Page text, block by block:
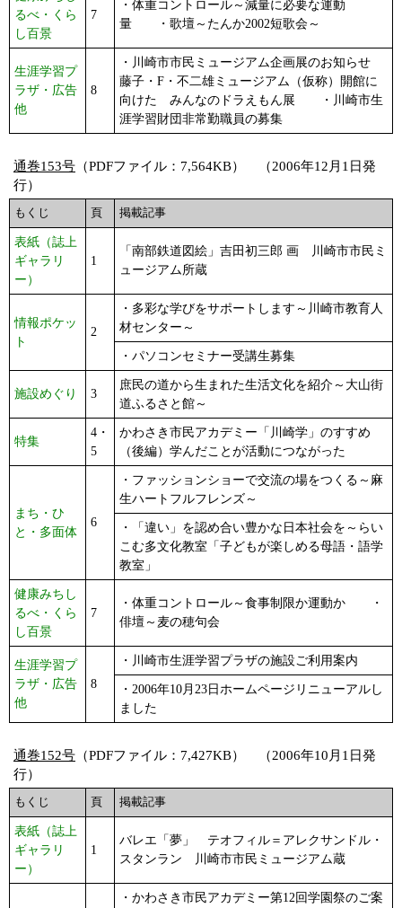
るべ・くら
し百景
7
・体重コントロール～減量に必要な運動
量 ・歌壇～たんか2002短歌会～
生涯学習プ
ラザ・広告
他
8
・川崎市市民ミュージアム企画展のお知らせ
藤子・F・不二雄ミュージアム（仮称）開館に
向けた みんなのドラえもん展 ・川崎市生
涯学習財団非常勤職員の募集
通巻153号 （PDFファイル：7,564KB） （2006年12月1日発
行）
もくじ 頁 掲載記事
表紙（誌上
ギャラリ
ー）
1
「南部鉄道図絵」吉田初三郎 画 川崎市市民ミ
ュージアム所蔵
情報ポケッ
ト
2
・多彩な学びをサポートします～川崎市教育人
材センター～
・パソコンセミナー受講生募集
施設めぐり 3
庶民の道から生まれた生活文化を紹介～大山街
道ふるさと館～
特集
4・
5
かわさき市民アカデミー「川崎学」のすすめ
（後編）学んだことが活動につながった
まち・ひ
と・多面体
6
・ファッションショーで交流の場をつくる～麻
生ハートフルフレンズ～
・「違い」を認め合い豊かな日本社会を～らい
こむ多文化教室「子どもが楽しめる母語・語学
教室」
健康みちし
るべ・くら
し百景
7
・体重コントロール～食事制限か運動か ・
俳壇～麦の穂句会
生涯学習プ
ラザ・広告
他
8
・川崎市生涯学習プラザの施設ご利用案内
・2006年10月23日ホームページリニューアルし
ました
通巻152号 （PDFファイル：7,427KB） （2006年10月1日発
行）
もくじ 頁 掲載記事
表紙（誌上
ギャラリ
ー）
1
バレエ「夢」 テオフィル＝アレクサンドル・
スタンラン 川崎市市民ミュージアム蔵
・かわさき市民アカデミー第12回学園祭のご案